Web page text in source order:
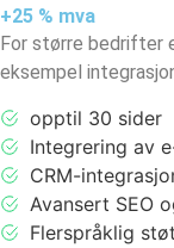
+25 % mva
For større bedrifter
eksempel
opptil 30 sider
Integrering av
CRM-
Avansert SEO
Flerspråklig